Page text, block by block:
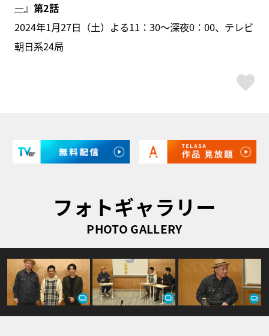
―』第2話
2024年1月27日（土）よる11：30～深夜0：00、テレビ
朝日系24局
フォトギャラリー
PHOTO GALLERY